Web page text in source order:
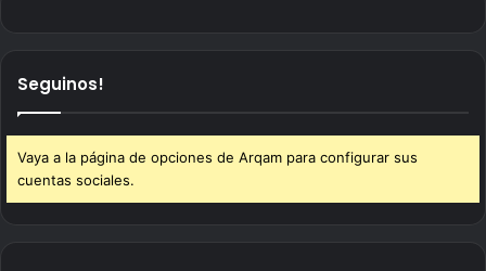
Seguinos!
Vaya a la página de opciones de Arqam para configurar sus
cuentas sociales.